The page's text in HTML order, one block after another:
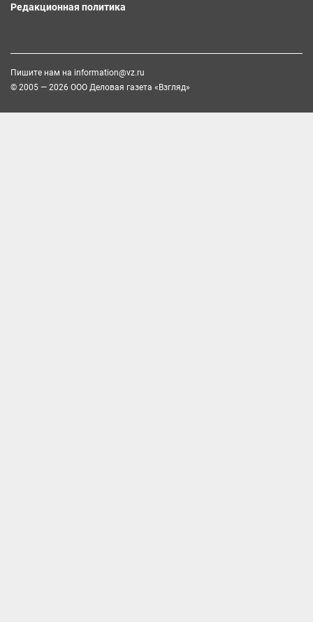
Редакционная политика
Пишите нам на information@vz.ru
© 2005 — 2026 ООО Деловая газета «Взгляд»